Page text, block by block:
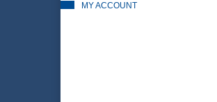
MY ACCOUNT